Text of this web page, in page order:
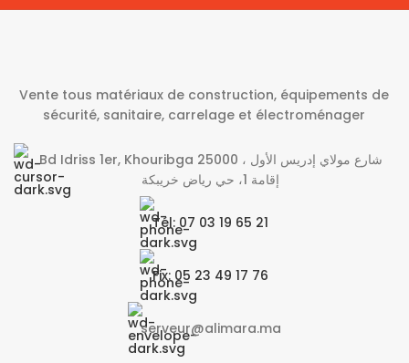
Vente tous matériaux de construction, équipements de
sécurité, sanitaire, carrelage et électroménager
Bd Idriss 1er, Khouribga 25000 شارع مولاي إدريس الأول ،
إقامة 1، حي رياض خريبكة
Tél: 07 03 19 65 21
Fix: 05 23 49 17 76
serveur@alimara.ma